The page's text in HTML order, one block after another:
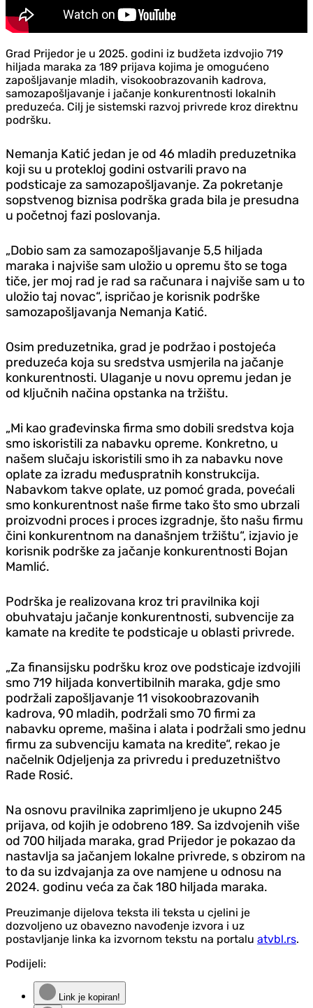
Grad Prijedor je u 2025. godini iz budžeta izdvojio 719
hiljada maraka za 189 prijava kojima je omogućeno
zapošljavanje mladih, visokoobrazovanih kadrova,
samozapošljavanje i jačanje konkurentnosti lokalnih
preduzeća. Cilj je sistemski razvoj privrede kroz direktnu
podršku.
Nemanja Katić jedan je od 46 mladih preduzetnika
koji su u protekloj godini ostvarili pravo na
podsticaje za samozapošljavanje. Za pokretanje
sopstvenog biznisa podrška grada bila je presudna
u početnoj fazi poslovanja.
„Dobio sam za samozapošljavanje 5,5 hiljada
maraka i najviše sam uložio u opremu što se toga
tiče, jer moj rad je rad sa računara i najviše sam u to
uložio taj novac“, ispričao je korisnik podrške
samozapošljavanja Nemanja Katić.
Osim preduzetnika, grad je podržao i postojeća
preduzeća koja su sredstva usmjerila na jačanje
konkurentnosti. Ulaganje u novu opremu jedan je
od ključnih načina opstanka na tržištu.
„Mi kao građevinska firma smo dobili sredstva koja
smo iskoristili za nabavku opreme. Konkretno, u
našem slučaju iskoristili smo ih za nabavku nove
oplate za izradu međuspratnih konstrukcija.
Nabavkom takve oplate, uz pomoć grada, povećali
smo konkurentnost naše firme tako što smo ubrzali
proizvodni proces i proces izgradnje, što našu firmu
čini konkurentnom na današnjem tržištu“, izjavio je
korisnik podrške za jačanje konkurentnosti Bojan
Mamlić.
Podrška je realizovana kroz tri pravilnika koji
obuhvataju jačanje konkurentnosti, subvencije za
kamate na kredite te podsticaje u oblasti privrede.
„Za finansijsku podršku kroz ove podsticaje izdvojili
smo 719 hiljada konvertibilnih maraka, gdje smo
podržali zapošljavanje 11 visokoobrazovanih
kadrova, 90 mladih, podržali smo 70 firmi za
nabavku opreme, mašina i alata i podržali smo jednu
firmu za subvenciju kamata na kredite“, rekao je
načelnik Odjeljenja za privredu i preduzetništvo
Rade Rosić.
Na osnovu pravilnika zaprimljeno je ukupno 245
prijava, od kojih je odobreno 189. Sa izdvojenih više
od 700 hiljada maraka, grad Prijedor je pokazao da
nastavlja sa jačanjem lokalne privrede, s obzirom na
to da su izdvajanja za ove namjene u odnosu na
2024. godinu veća za čak 180 hiljada maraka.
Preuzimanje dijelova teksta ili teksta u cjelini je
dozvoljeno uz obavezno navođenje izvora i uz
postavljanje linka ka izvornom tekstu na portalu atvbl.rs.
Podijeli:
Link je kopiran!